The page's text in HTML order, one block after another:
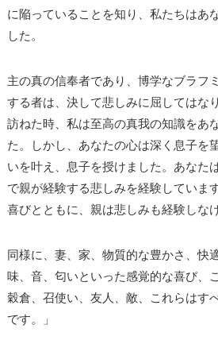
に陥っていることを知り、私たちはあ
した。
主の真の信奉者であり、博学なブラフ
する者は、決して悲しみに屈してはな
訪ねた時、私は至高の真我の知識をあ
た。しかし、あなたの心は深く息子を
いを叶え、息子を授けました。あなた
で親が経験する悲しみを経験していま
喜びとともに、親は悲しみも経験しな
同様に、妻、家、物質的な豊かさ、快
味、音、匂いといった感覚的な喜び、
穀倉、召使い、友人、敵、これらはす
です。」